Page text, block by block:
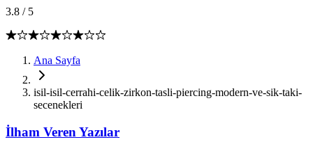
3.8 / 5
Ana Sayfa
isil-isil-cerrahi-celik-zirkon-tasli-piercing-modern-ve-sik-taki-
secenekleri
İlham Veren Yazılar